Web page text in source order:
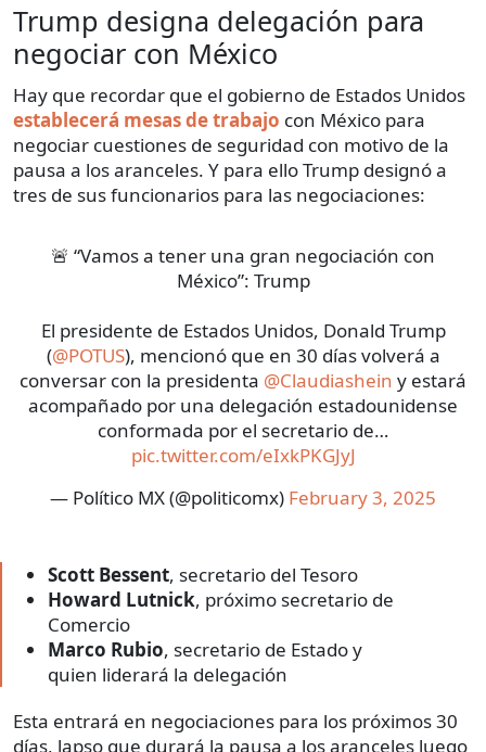
Trump designa delegación para
negociar con México
Hay que recordar que el gobierno de Estados Unidos
establecerá mesas de trabajo con México para
negociar cuestiones de seguridad con motivo de la
pausa a los aranceles. Y para ello Trump designó a
tres de sus funcionarios para las negociaciones:
🚨 “Vamos a tener una gran negociación con
México”: Trump
El presidente de Estados Unidos, Donald Trump
(@POTUS), mencionó que en 30 días volverá a
conversar con la presidenta @Claudiashein y estará
acompañado por una delegación estadounidense
conformada por el secretario de…
pic.twitter.com/eIxkPKGJyJ
— Político MX (@politicomx) February 3, 2025
Scott Bessent, secretario del Tesoro
Howard Lutnick, próximo secretario de
Comercio
Marco Rubio, secretario de Estado y
quien liderará la delegación
Esta entrará en negociaciones para los próximos 30
días, lapso que durará la pausa a los aranceles luego